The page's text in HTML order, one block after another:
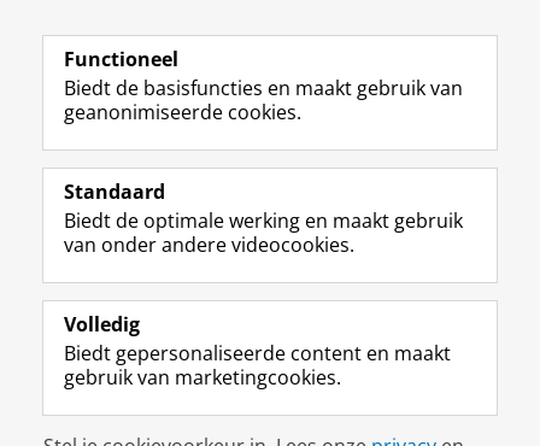
Volg de RUG
F
a
e
b
o
p
a
i
L
i
k
e
I
-
p
g
R
S
-
f
e
R
k
I
n
t
r
m
c
Y
o
T
e
k
a
Studiekiezers
Alumni
Over ons
Disclaimer & Copyright
Functioneel
Biedt de basisfuncties en maakt gebruik van
geanonimiseerde cookies.
Standaard
Biedt de optimale werking en maakt gebruik
van onder andere videocookies.
Volledig
Biedt gepersonaliseerde content en maakt
gebruik van marketingcookies.